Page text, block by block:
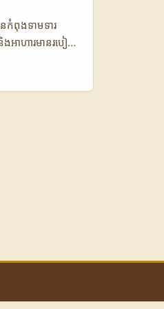
សម្រាប់
A Option B
💸 Avg CPA
ាច់ផ្តើម
សមស្របលើ
នកំពុងទាមទារ
អាហារមានរបៀប
រីលង្កា និងឈ្នះ
deliver) បូក
អ្នកចង់បាន
រីលង្កា Douyin